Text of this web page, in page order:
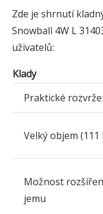
Zde je shrnutí
Snowball 4W L
uživatelů:
Klady
Praktické
Velký objem (111
Možnost
jemu